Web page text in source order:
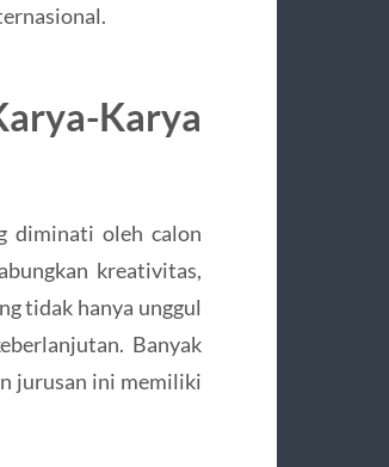
Karya
diminati oleh calon
kreativitas,
tidak hanya unggul
Banyak
jurusan ini memiliki